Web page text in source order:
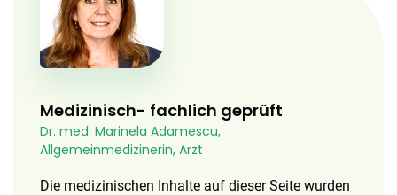
Medizinisch- fachlich geprüft
Dr. med. Marinela Adamescu,
Allgemeinmedizinerin, Arzt
Die medizinischen Inhalte auf dieser Seite wurden